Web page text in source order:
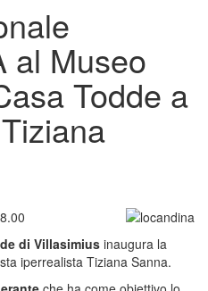
al Museo
Todde a
di Villasimius inaugura la
iperrealista Tiziana Sanna.